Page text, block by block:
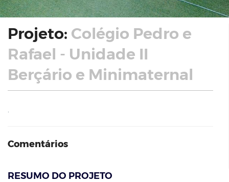
Projeto: Colégio Pedro e
Rafael - Unidade II
Berçário e Minimaternal
Comentários
RESUMO DO PROJETO